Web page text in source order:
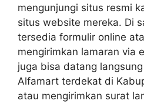
mengunjungi situs resmi
situs website mereka. Di
tersedia formulir online
mengirimkan lamaran via
juga bisa datang
Alfamart terdekat di
atau mengirimkan surat